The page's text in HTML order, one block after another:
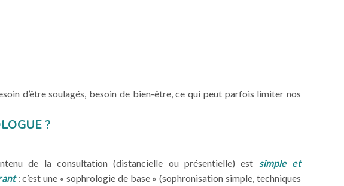
d’être soulagés, besoin de bien-être, ce qui peut parfois limiter nos
?
de la consultation (distancielle ou présentielle) est
simple et
: c’est une « sophrologie de base » (sophronisation simple, techniques